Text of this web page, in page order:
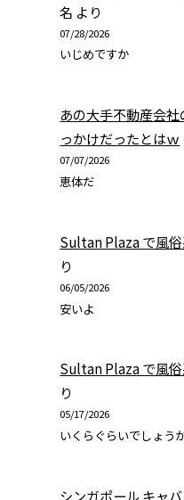
名 より
07/28/2026
いじめですか
あの大手不動産会
っかけだったとはｗ
07/07/2026
恵体だ
Sultan Plaza で風
り
06/05/2026
安いよ
Sultan Plaza で風
り
05/17/2026
いくらぐらいでしょうか
シンガポール キャ